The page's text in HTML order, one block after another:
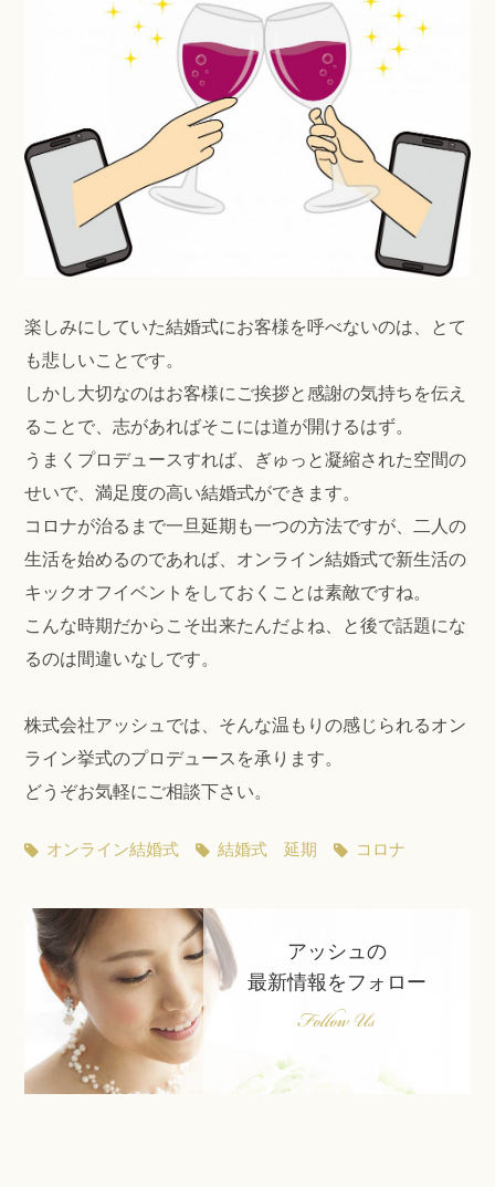
楽しみにしていた結婚式にお客様を呼べないのは、とて
も悲しいことです。
しかし大切なのはお客様にご挨拶と感謝の気持ちを伝え
ることで、志があればそこには道が開けるはず。
うまくプロデュースすれば、ぎゅっと凝縮された空間の
せいで、満足度の高い結婚式ができます。
コロナが治るまで一旦延期も一つの方法ですが、二人の
生活を始めるのであれば、オンライン結婚式で新生活の
キックオフイベントをしておくことは素敵ですね。
こんな時期だからこそ出来たんだよね、と後で話題にな
るのは間違いなしです。
株式会社アッシュでは、そんな温もりの感じられるオン
ライン挙式のプロデュースを承ります。
どうぞお気軽にご相談下さい。
オンライン結婚式 結婚式 延期 コロナ
アッシュの
最新情報をフォロー
Follow Us